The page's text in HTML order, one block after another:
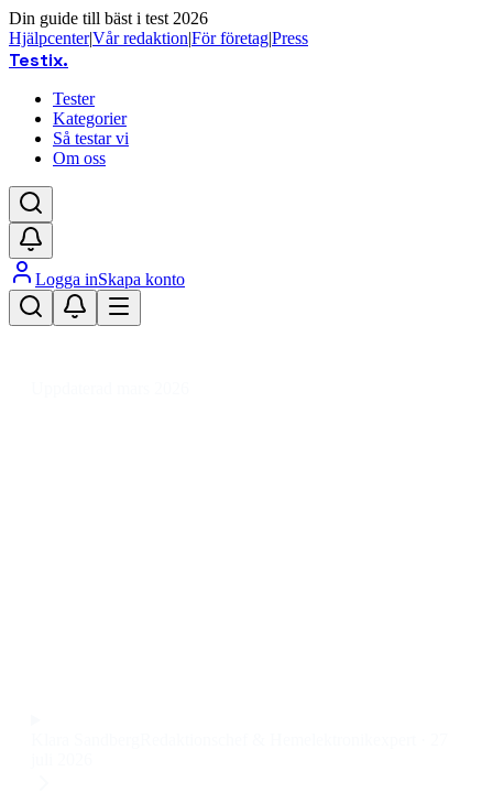
Din guide till bäst i test 2026
Hjälpcenter|Vår redaktion|För företag|Press
Testix.
Tester
Kategorier
Så testar vi
Om oss
Logga inSkapa konto